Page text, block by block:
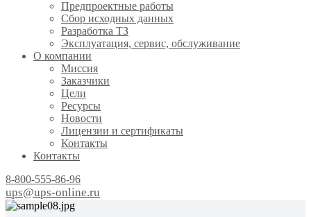
Предпроектные работы
Сбор исходных данных
Разработка ТЗ
Эксплуатация, сервис, обслуживание
О компании
Миссия
Заказчики
Цели
Ресурсы
Новости
Лицензии и сертификаты
Контакты
Контакты
8-800-555-86-96
ups@ups-online.ru